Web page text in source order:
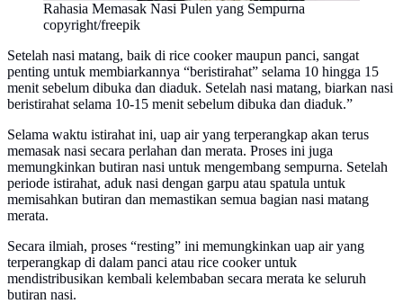
Rahasia Memasak Nasi Pulen yang Sempurna
copyright/freepik
Setelah nasi matang, baik di rice cooker maupun panci, sangat
penting untuk membiarkannya “beristirahat” selama 10 hingga 15
menit sebelum dibuka dan diaduk. Setelah nasi matang, biarkan nasi
beristirahat selama 10-15 menit sebelum dibuka dan diaduk.”
Selama waktu istirahat ini, uap air yang terperangkap akan terus
memasak nasi secara perlahan dan merata. Proses ini juga
memungkinkan butiran nasi untuk mengembang sempurna. Setelah
periode istirahat, aduk nasi dengan garpu atau spatula untuk
memisahkan butiran dan memastikan semua bagian nasi matang
merata.
Secara ilmiah, proses “resting” ini memungkinkan uap air yang
terperangkap di dalam panci atau rice cooker untuk
mendistribusikan kembali kelembaban secara merata ke seluruh
butiran nasi.